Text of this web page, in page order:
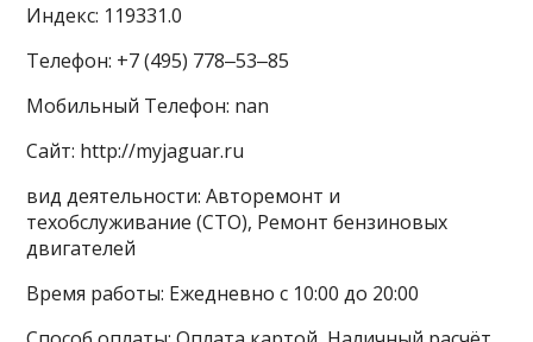
Индекс: 119331.0
Телефон: +7 (495) 778‒53‒85
Мобильный Телефон: nan
Сайт: http://myjaguar.ru
вид деятельности: Авторемонт и
техобслуживание (СТО), Ремонт бензиновых
двигателей
Время работы: Ежедневно с 10:00 до 20:00